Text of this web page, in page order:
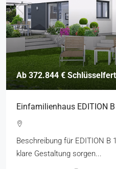
Ab 372.844 €
Einfamilienhaus EDITION
Beschreibung für EDITION B
klare Gestaltung sorgen...